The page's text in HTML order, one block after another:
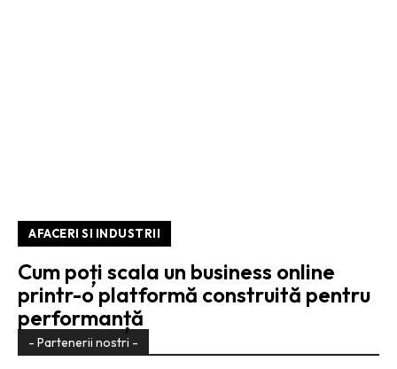
AFACERI SI INDUSTRII
Cum poți scala un business online
printr-o platformă construită pentru
performanță
- Partenerii nostri -